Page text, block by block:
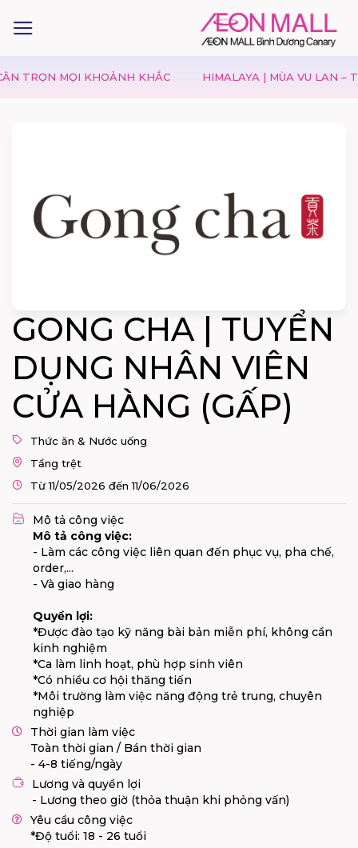
MỌI KHOẢNH KHẮC HIMALAYA | MÙA VU LAN –
GONG CHA | TUYỂN
DỤNG NHÂN VIÊN
CỬA HÀNG (GẤP)
Thức ăn & Nước uống
Tầng trệt
Từ 11/05/2026 đến 11/06/2026
Mô tả công việc
Mô tả công việc:
- Làm các công việc liên quan đến phục vụ, pha chế,
order,...
- Và giao hàng
Quyền lợi:
*Được đào tạo kỹ năng bài bản miễn phí, không cần
kinh nghiệm
*Ca làm linh hoạt, phù hợp sinh viên
*Có nhiều cơ hội thăng tiến
*Môi trường làm việc năng động trẻ trung, chuyên
nghiệp
Thời gian làm việc
Toàn thời gian / Bán thời gian
- 4-8 tiếng/ngày
Lương và quyền lợi
- Lương theo giờ (thỏa thuận khi phỏng vấn)
Yêu cầu công việc
*Độ tuổi: 18 - 26 tuổi